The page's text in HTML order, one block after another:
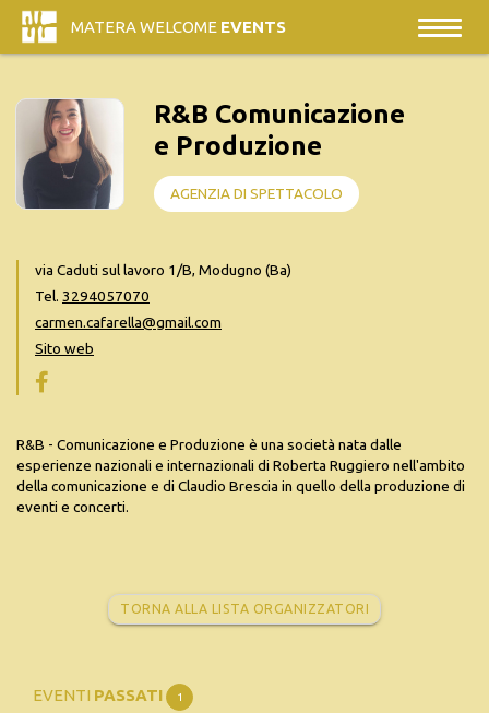
MATERA WELCOME EVENTS
R&B Comunicazione
e Produzione
AGENZIA DI SPETTACOLO
via Caduti sul lavoro 1/B, Modugno (Ba)
Tel. 3294057070
carmen.cafarella@gmail.com
Sito web
R&B - Comunicazione e Produzione è una società nata dalle
esperienze nazionali e internazionali di Roberta Ruggiero nell'ambito
della comunicazione e di Claudio Brescia in quello della produzione di
eventi e concerti.
TORNA ALLA LISTA ORGANIZZATORI
EVENTI PASSATI 1